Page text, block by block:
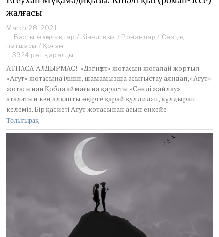
жалғасы
March 28, 2021
a
r
c
2
8
,
2
0
Басты жаңалықтар / Кінәлі қыз / Романдар / Сөздің
патшасы / Қоғам
3924 рет қаралды
АТПАСА АЛДЫРМАС! «Дэгнүлт» жотасын жоталай жортып
«Ағут» жотасына ілініп, шамамызша асығыстау аяңдап,«Ағут»
жотасынан Қобда аймағына қарасты «Сәнді жайлау»
аталатын кең алқапты өңірге қарай құлдилап, құлдырап
келеміз. Бір қасиеті Ағут жотасынан асып еңкейе
Толығырақ